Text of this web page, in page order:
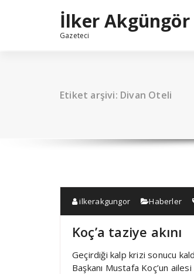
İlker Akgüngör
Gazeteci
Etiket arşivi: Divan Oteli
ilkerakgungor Haberler
Koç’a taziye akını
Geçirdiği kalp krizi sonucu
Başkanı Mustafa Koç’un